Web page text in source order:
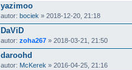
yazimoo
autor: bociek » 2018-12-20, 21:18
DaViD
autor: zoha267 » 2018-03-21, 21:50
daroohd
autor: McKerek » 2016-04-25, 21:16